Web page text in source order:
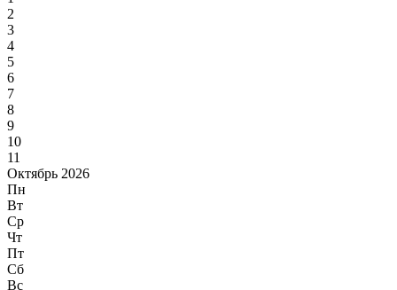
2
3
4
5
6
7
8
9
10
11
Октябрь 2026
Пн
Вт
Ср
Чт
Пт
Сб
Вс